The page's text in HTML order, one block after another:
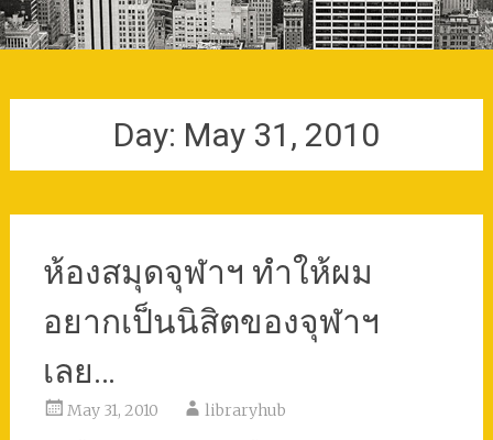
Day: May 31, 2010
ห้องสมุดจุฬาฯ ทำให้ผม
อยากเป็นนิสิตของจุฬาฯ
เลย…
May 31, 2010 libraryhub